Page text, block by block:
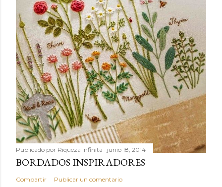
Publicado por Riqueza Infinita junio 18, 2014
BORDADOS INSPIRADORES
Compartir Publicar un comentario